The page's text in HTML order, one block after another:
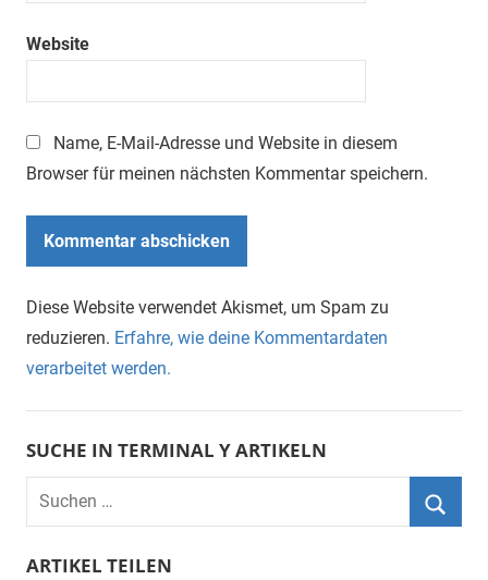
Website
Name, E-Mail-Adresse und Website in diesem
Browser für meinen nächsten Kommentar speichern.
Diese Website verwendet Akismet, um Spam zu
reduzieren. Erfahre, wie deine Kommentardaten
verarbeitet werden.
SUCHE IN TERMINAL Y ARTIKELN
Suchen
nach:
ARTIKEL TEILEN